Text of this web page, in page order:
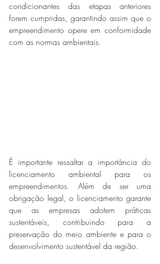
condicionantes das etapas anteriores
forem cumpridas, garantindo assim que o
empreendimento opere em conformidade
com as normas ambientais.
É importante ressaltar a importância do
licenciamento ambiental para os
empreendimentos. Além de ser uma
obrigação legal, o licenciamento garante
que as empresas adotem práticas
sustentáveis, contribuindo para a
preservação do meio ambiente e para o
desenvolvimento sustentável da região.